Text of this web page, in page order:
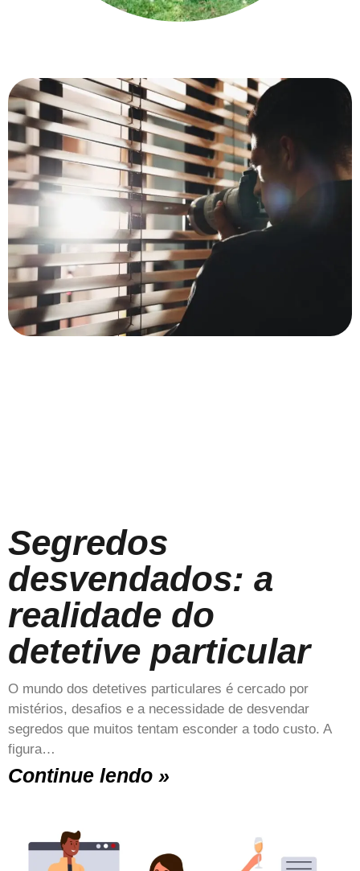
Segredos
desvendados: a
realidade do
detetive particular
O mundo dos detetives particulares é cercado por
mistérios, desafios e a necessidade de desvendar
segredos que muitos tentam esconder a todo custo. A
figura…
Continue lendo »